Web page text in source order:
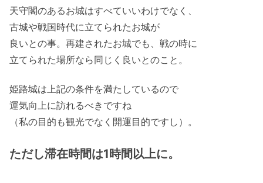
天守閣のあるお城はすべていいわけでなく、
古城や戦国時代に立てられたお城が
良いとの事。再建されたお城でも、戦の時に
立てられた場所なら同じく良いとのこと。
姫路城は上記の条件を満たしているので
運気向上に訪れるべきですね
（私の目的も観光でなく開運目的ですし）。
ただし滞在時間は1時間以上に。